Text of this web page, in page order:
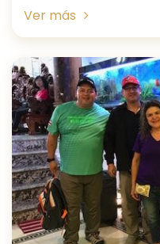
Ver más